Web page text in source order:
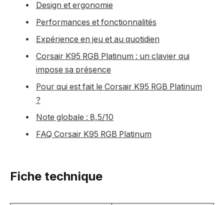
Design et ergonomie
Performances et fonctionnalités
Expérience en jeu et au quotidien
Corsair K95 RGB Platinum : un clavier qui
impose sa présence
Pour qui est fait le Corsair K95 RGB Platinum
?
Note globale : 8,5/10
FAQ Corsair K95 RGB Platinum
Fiche technique